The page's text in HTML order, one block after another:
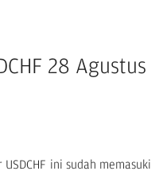
28 Agustus
ini sudah memasuki